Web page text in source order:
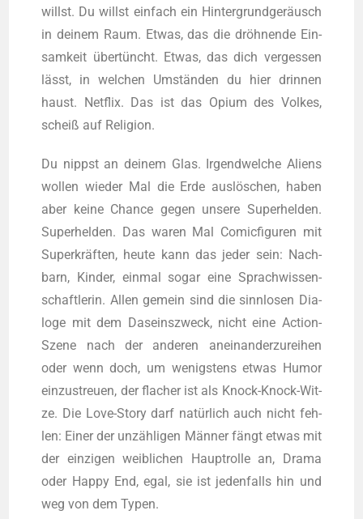
willst. Du willst ein­fach ein Hin­ter­grund­ge­räusch
in dei­nem Raum. Etwas, das die dröh­nen­de Ein­
sam­keit über­tüncht. Etwas, das dich ver­ges­sen
lässt, in wel­chen Umstän­den du hier drin­nen
haust. Net­flix. Das ist das Opi­um des Vol­kes,
scheiß auf Religion.
Du nippst an dei­nem Glas. Irgend­wel­che Ali­ens
wol­len wie­der Mal die Erde aus­lö­schen, haben
aber kei­ne Chan­ce gegen unse­re Super­hel­den.
Super­hel­den. Das waren Mal Comic­fi­gu­ren mit
Super­kräf­ten, heu­te kann das jeder sein: Nach­
barn, Kin­der, ein­mal sogar eine Sprach­wis­sen­
schaft­le­rin. Allen gemein sind die sinn­lo­sen Dia­
lo­ge mit dem Daseins­zweck, nicht eine Action-
Sze­ne nach der ande­ren anein­an­der­zu­rei­hen
oder wenn doch, um wenigs­tens etwas Humor
ein­zu­streu­en, der fla­cher ist als Knock-Knock-Wit­
ze. Die Love-Sto­ry darf natür­lich auch nicht feh­
len: Einer der unzäh­li­gen Män­ner fängt etwas mit
der ein­zi­gen weib­li­chen Haupt­rol­le an, Dra­ma
oder Hap­py End, egal, sie ist jeden­falls hin und
weg von dem Typen.